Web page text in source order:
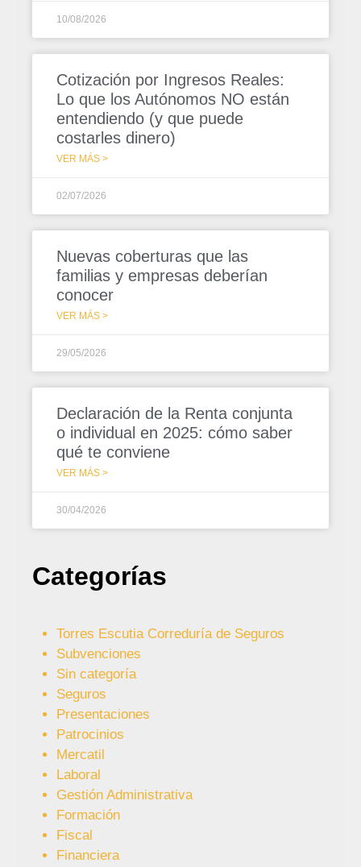
10/08/2026
Cotización por Ingresos Reales:
Lo que los Autónomos NO están
entendiendo (y que puede
costarles dinero)
VER MÁS >
02/07/2026
Nuevas coberturas que las
familias y empresas deberían
conocer
VER MÁS >
29/05/2026
Declaración de la Renta conjunta
o individual en 2025: cómo saber
qué te conviene
VER MÁS >
30/04/2026
Categorías
Torres Escutia Correduría de Seguros
Subvenciones
Sin categoría
Seguros
Presentaciones
Patrocinios
Mercatil
Laboral
Gestión Administrativa
Formación
Fiscal
Financiera